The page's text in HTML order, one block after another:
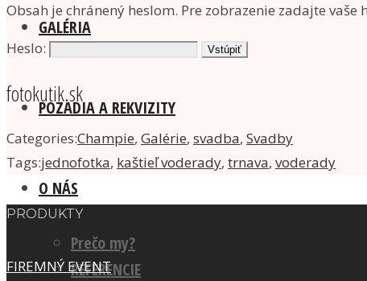
GALÉRIA
POZADIA A REKVIZITY
O NÁS
Prečo my?
REFERENCIE
Obsah je chránený heslom. Pre zobrazenie zadajte vaše
Heslo:
fotokutik.sk
Categories:Champie, Galérie, svadba, Svadby
Tags:jednofotka, kaštieľ voderady, trnava, voderady
PRODUKTY
FIREMNÝ EVENT